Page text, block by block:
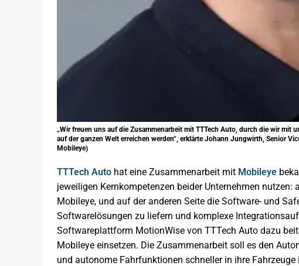
„Wir freuen uns auf die Zusammenarbeit mit TTTech Auto, durch die wir mit
auf der ganzen Welt erreichen werden“, erklärte Johann Jungwirth, Senior
Mobileye)
TTTech Auto hat eine Zusammenarbeit mit Mobileye
jeweiligen Kernkompetenzen beider Unternehmen nutzen:
Mobileye, und auf der anderen Seite die Software- und
Softwarelösungen zu liefern und komplexe
Softwareplattform MotionWise von TTTech Auto dazu
Mobileye einsetzen. Die Zusammenarbeit soll es den
und autonome Fahrfunktionen schneller in ihre Fahrzeuge